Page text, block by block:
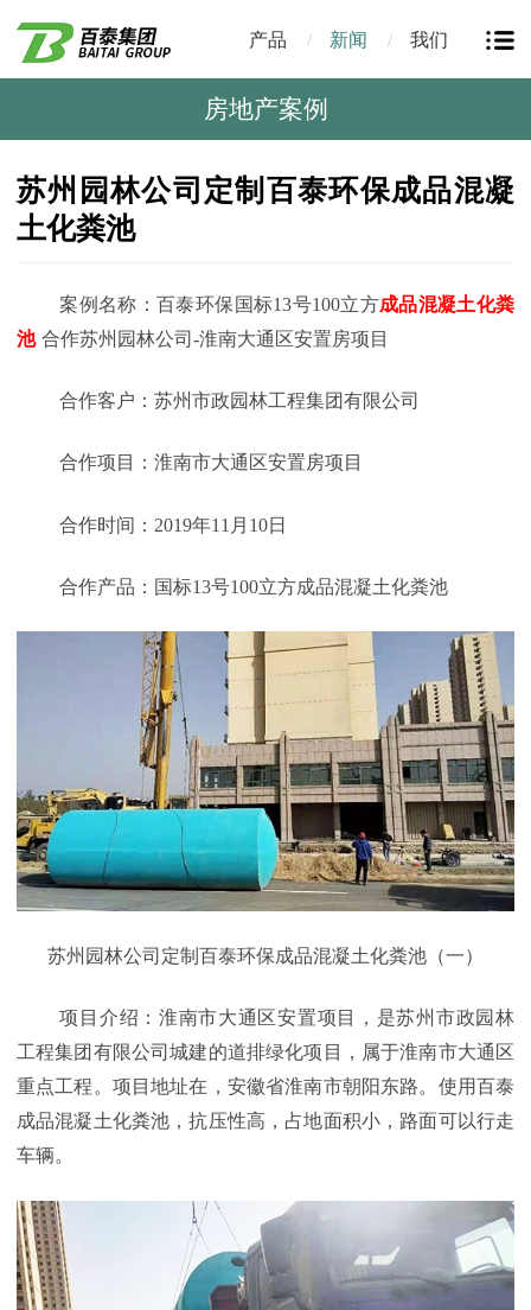
产品 新闻 我们
房地产案例
苏州园林公司定制百泰环保成品混凝
土化粪池
案例名称：百泰环保国标13号100立方成品混凝土化粪
池 合作苏州园林公司-淮南大通区安置房项目
合作客户：苏州市政园林工程集团有限公司
合作项目：淮南市大通区安置房项目
合作时间：2019年11月10日
合作产品：国标13号100立方成品混凝土化粪池
苏州园林公司定制百泰环保成品混凝土化粪池（一）
项目介绍：淮南市大通区安置项目，是苏州市政园林
工程集团有限公司城建的道排绿化项目，属于淮南市大通区
重点工程。项目地址在，安徽省淮南市朝阳东路。使用百泰
成品混凝土化粪池，抗压性高，占地面积小，路面可以行走
车辆。